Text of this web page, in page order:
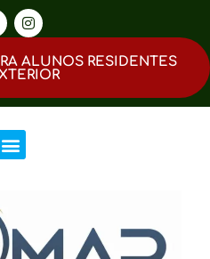
ALUNOS RESIDENTES